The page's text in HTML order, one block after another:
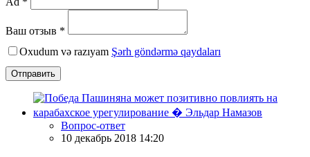
Ваш отзыв *
Oxudum və razıyam Şərh göndərmə qaydaları
Отправить
Вопрос-ответ
10 декабрь 2018 14:20